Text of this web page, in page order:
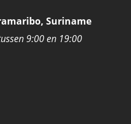
Suriname
9:00 en 19:00